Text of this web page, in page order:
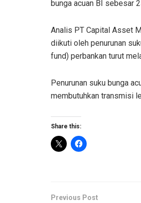
bunga acuan BI sebesar
Analis PT Capital Asset
diikuti oleh penurunan
fund) perbankan turut
Penurunan suku bunga
membutuhkan transmisi
Share this:
Previous Post